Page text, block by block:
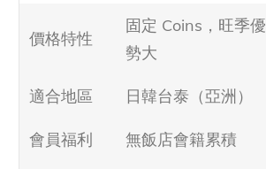
價格特性
固定 Coins，旺季優
勢大
適合地區 日韓台泰（亞洲）
會員福利 無飯店會籍累積